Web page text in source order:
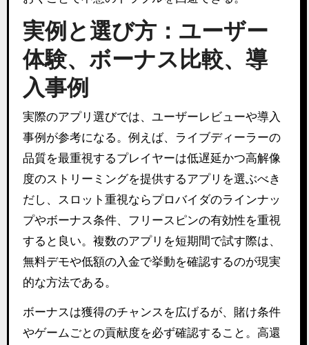
実例と選び方：ユーザー
体験、ボーナス比較、導
入事例
実際のアプリ選びでは、ユーザーレビューや導入
事例が参考になる。例えば、ライブディーラーの
品質を最重視するプレイヤーは低遅延かつ高解像
度のストリーミングを提供するアプリを選ぶべき
だし、スロット重視ならプロバイダのラインナッ
プやボーナス条件、フリースピンの有効性を重視
すると良い。複数のアプリを短期間で試す際は、
無料デモや低額の入金で挙動を確認するのが現実
的な方法である。
ボーナスは獲得のチャンスを広げるが、賭け条件
やゲームごとの貢献度を必ず確認すること。高還